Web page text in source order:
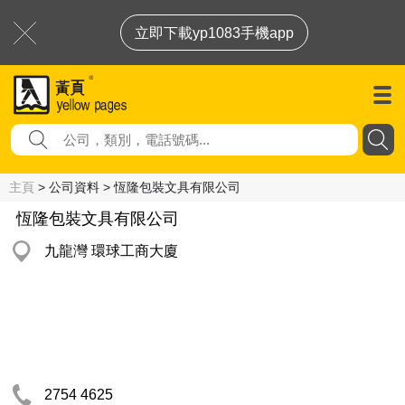
立即下載yp1083手機app
主頁 > 公司資料 > 恆隆包裝文具有限公司
恆隆包裝文具有限公司
九龍灣 環球工商大廈
2754 4625